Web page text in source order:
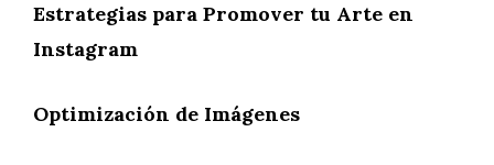
Estrategias para Promover tu Arte en
Instagram
Optimización de Imágenes